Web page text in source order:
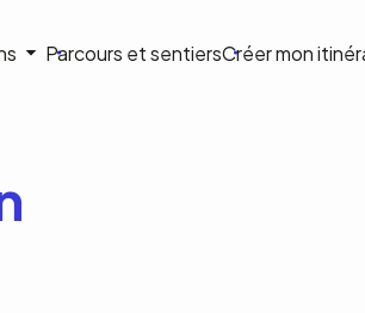
Parcours et sentiersCréer mon